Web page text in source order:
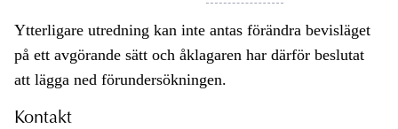
Ytterligare utredning kan inte antas förändra bevisläget
på ett avgörande sätt och åklagaren har därför beslutat
att lägga ned förundersökningen.
Kontakt